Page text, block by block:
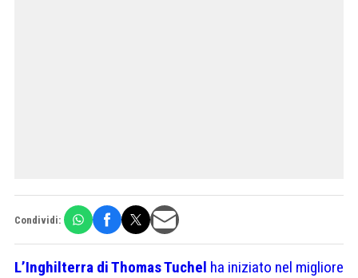
Condividi:
L’Inghilterra di Thomas Tuchel ha iniziato nel migliore